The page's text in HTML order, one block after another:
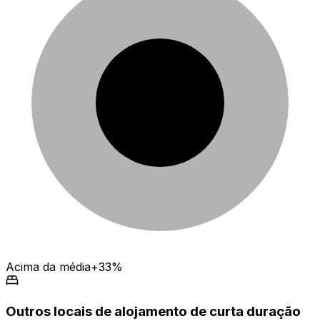
Acima da média+33%
Outros locais de alojamento de curta duração